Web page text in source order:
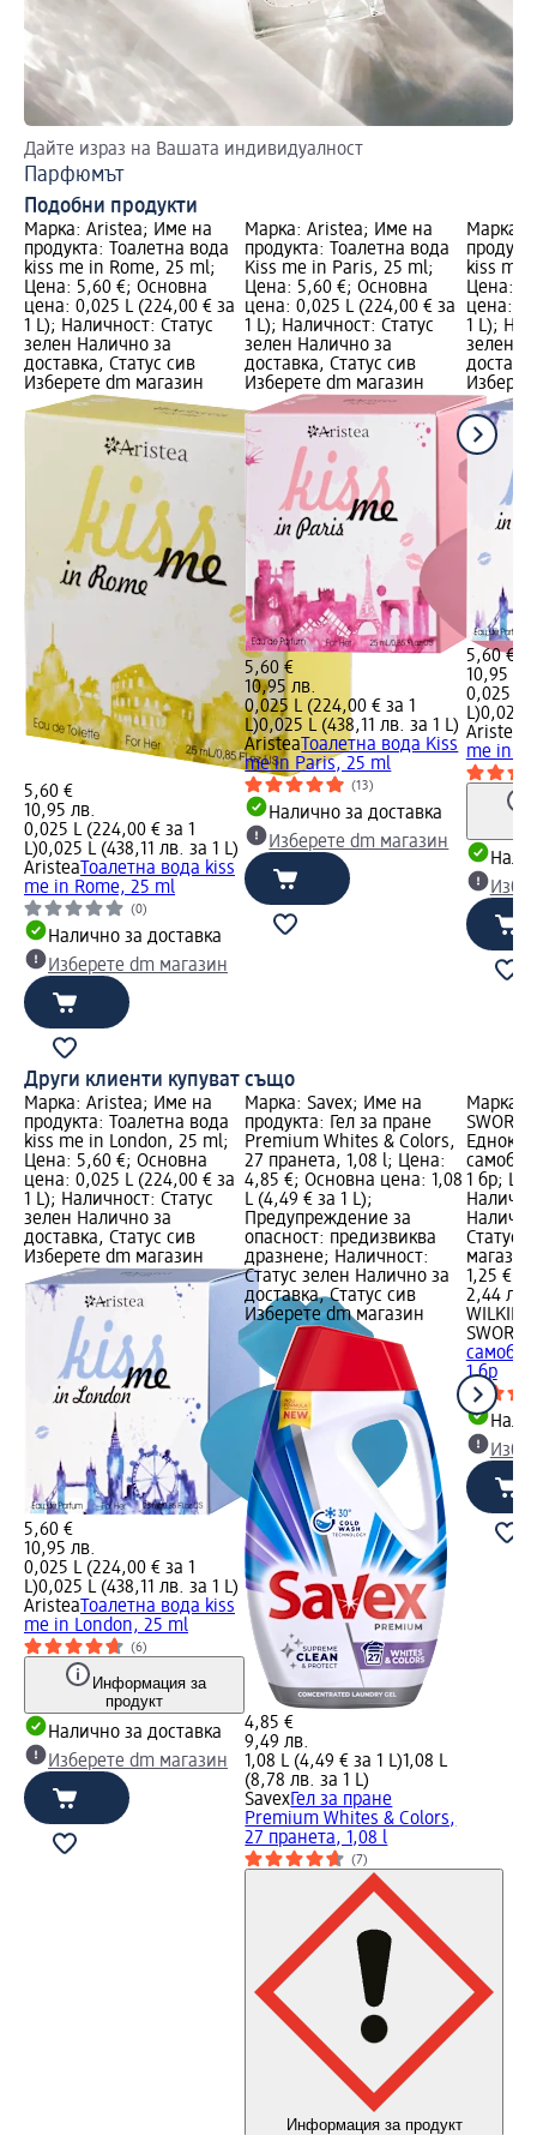
Дайте израз на Вашата индивидуалност
Парфюмът
Подобни продукти
Марка: Aristea; Име на
продукта: Тоалетна вода
kiss me in Rome, 25 ml;
Цена: 5,60 €; Основна
цена: 0,025 L (224,00 € за
1 L); Наличност: Статус
зелен Налично за
доставка, Статус сив
Изберете dm магазин
5,60 €
10,95 лв.
0,025 L (224,00 € за 1
L)0,025 L (438,11 лв. за 1 L)
Aristea Тоалетна вода kiss
me in Rome, 25 ml
(0)
Налично за доставка
Изберете dm магазин
Марка: Aristea; Име на
продукта: Тоалетна вода
Kiss me in Paris, 25 ml;
Цена: 5,60 €; Основна
цена: 0,025 L (224,00 € за
1 L); Наличност: Статус
зелен Налично за
доставка, Статус сив
Изберете dm магазин
5,60 €
10,95 лв.
0,025 L (224,00 € за 1
L)0,025 L (438,11 лв. за 1 L)
Aristea Тоалетна вода Kiss
me in Paris, 25 ml
(13)
Налично за доставка
Изберете dm магазин
Марка:
kiss me
Цена:
цена:
1 L);
зелен
5,60 €
10,95 лв.
0,025 L
L)0,025
Aristea
me in
Други клиенти купуват също
Марка: Aristea; Име на
продукта: Тоалетна вода
kiss me in London, 25 ml;
Цена: 5,60 €; Основна
цена: 0,025 L (224,00 € за
1 L); Наличност: Статус
зелен Налично за
доставка, Статус сив
Изберете dm магазин
5,60 €
10,95 лв.
0,025 L (224,00 € за 1
L)0,025 L (438,11 лв. за 1 L)
Aristea Тоалетна вода kiss
me in London, 25 ml
(6)
Информация за
продукт
Налично за доставка
Изберете dm магазин
Марка: Savex; Име на
продукта: Гел за пране
Premium Whites & Colors,
27 пранета, 1,08 l; Цена:
4,85 €; Основна цена: 1,08
L (4,49 € за 1 L);
Предупреждение за
опасност: предизвиква
дразнене; Наличност:
Статус зелен Налично за
доставка, Статус сив
Изберете dm магазин
4,85 €
9,49 лв.
1,08 L (4,49 € за 1 L)1,08 L
(8,78 лв. за 1 L)
Savex Гел за пране
Premium Whites & Colors,
27 пранета, 1,08 l
(7)
Информация за продукт
Марка:
1 бр;
Статус
магазин
1,25 €
2,44 лв.
SWORD
1 бр